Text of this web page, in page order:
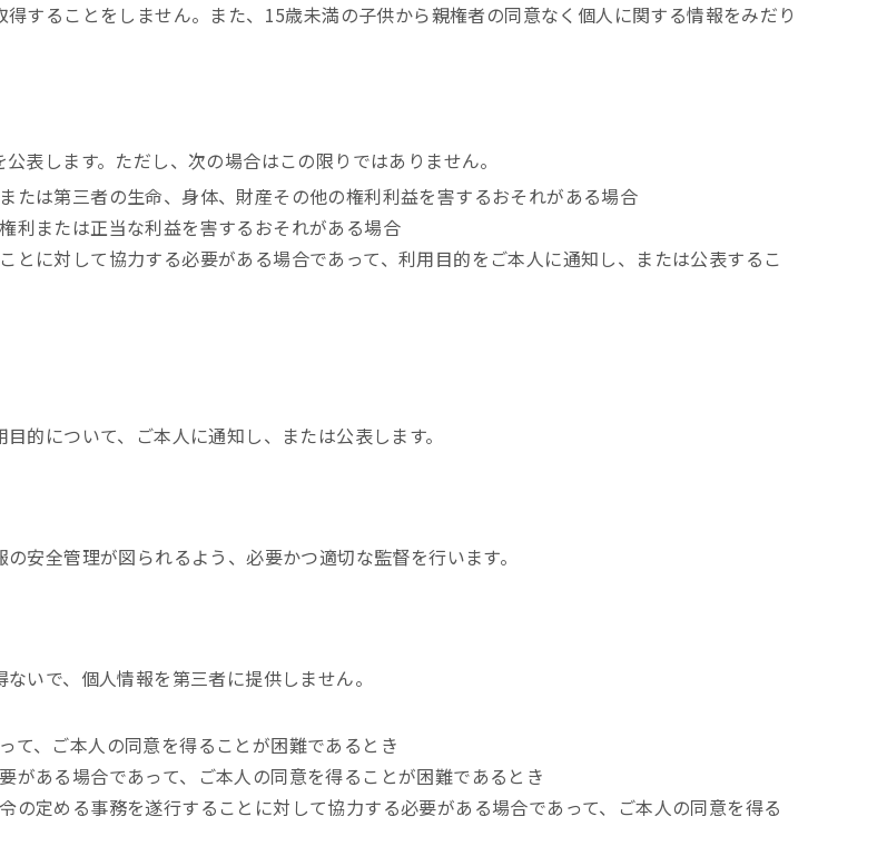
することをしません。また、15歳未満の子供から親権者の同意なく個人に関する情報をみだり
表します。ただし、次の場合はこの限りではありません。
は第三者の生命、身体、財産その他の権利利益を害するおそれがある場合
利または正当な利益を害するおそれがある場合
に対して協力する必要がある場合であって、利用目的をご本人に通知し、または公表するこ
的について、ご本人に通知し、または公表します。
安全管理が図られるよう、必要かつ適切な監督を行います。
いで、個人情報を第三者に提供しません。
て、ご本人の同意を得ることが困難であるとき
ある場合であって、ご本人の同意を得ることが困難であるとき
定める事務を遂行することに対して協力する必要がある場合であって、ご本人の同意を得る